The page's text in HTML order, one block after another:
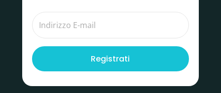
Registrati